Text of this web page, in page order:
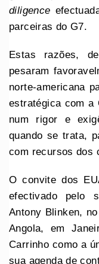
diligence
parceiras do G7.
Estas razões,
pesaram
norte-americana
estratégica com a
num rigor e
quando se trata,
com recursos dos
O convite dos
efectivado pelo
Antony Blinken,
Angola, em
Carrinho como a
sua agenda de